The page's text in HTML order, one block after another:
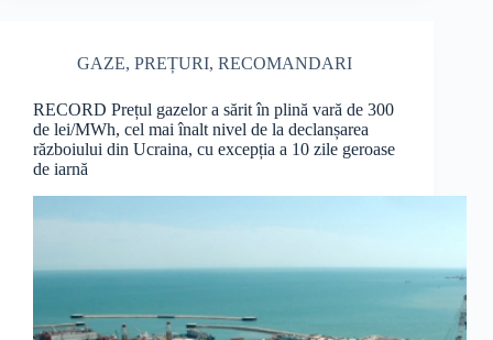
GAZE, PREȚURI, RECOMANDARI
RECORD Prețul gazelor a sărit în plină vară de 300
de lei/MWh, cel mai înalt nivel de la declanșarea
războiului din Ucraina, cu excepția a 10 zile geroase
de iarnă